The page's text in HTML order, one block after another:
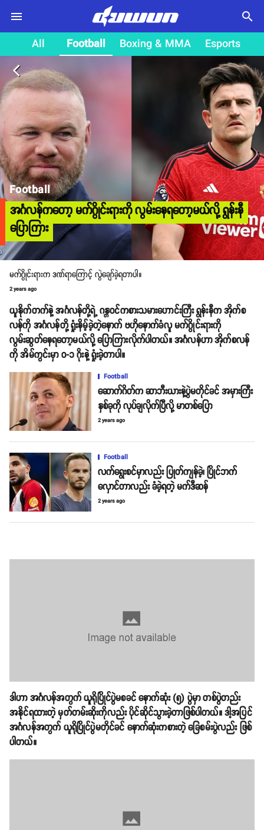
search
All Football Boxing & MMA Esports
arrow_back_ios
Football
အင်္ဂလန်ကတော့ မက်ဂွိုင်းရားကို လွမ်းနေရတော့မယ်လို့ ရွန်းနီ
ပြောကြား
မက်ဂွိုင်းရားက ဒဏ်ရာကြောင့် လွဲချော်ခဲ့ရတာပါ။
2 years ago
ယူနိုက်တက်နဲ့ အင်္ဂလန်တို့ရဲ့ ဂန္တဝင်ကစားသမားဟောင်းကြီး ရွန်းနီက အိုက်စ
လန်ကို အင်္ဂလန်တို့ ရှုံးနိမ့်ခဲ့တဲ့နောက် ဗဟိုနောက်ခံလူ မက်ဂွိုင်းရားကို
လွမ်းဆွတ်နေရတော့မယ်လို့ ပြောကြားလိုက်ပါတယ်။ အင်္ဂလန်ဟာ အိုက်စလန်
ကို အိမ်ကွင်းမှာ ၀-၁ ဂိုးနဲ့ ရှုံးခဲ့တာပါ။
Football
ဆောက်ဂိတ်က ဆာဘီးယားနဲ့ပွဲမတိုင်ခင် အမှားကြီး
နှစ်ခုကို လုပ်ချလိုက်ပြီလို့ မာတစ်ပြော
2 years ago
Football
လက်ရွေးစင်မှာလည်း ပြုတ်ကျန်ခဲ့၊ ပြိုင်ဘက်
လှောင်တာလည်း ခံခဲ့ရတဲ့ မက်ဒီဆန်
2 years ago
ဒါဟာ အင်္ဂလန်အတွက် ယူရိုပြိုင်ပွဲမစခင် နောက်ဆုံး (၅) ပွဲမှာ တစ်ပွဲတည်း
အနိုင်ရထားတဲ့ မှတ်တမ်းဆိုးကိုလည်း ပိုင်ဆိုင်သွားခဲ့တာဖြစ်ပါတယ်။ ဒါ့အပြင်
အင်္ဂလန်အတွက် ယူရိုပြိုင်ပွဲမတိုင်ခင် နောက်ဆုံးကစားတဲ့ ခြေစမ်းပွဲလည်း ဖြစ်
ပါတယ်။